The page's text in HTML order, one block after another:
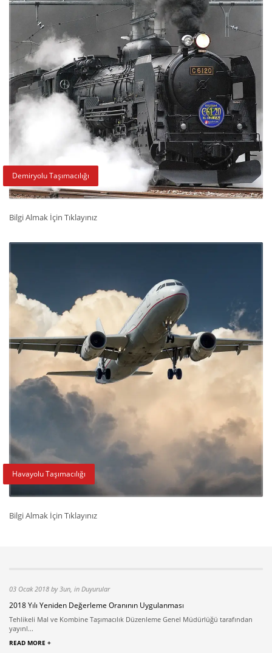
Demiryolu Taşımacılığı
Bilgi Almak İçin Tıklayınız
Havayolu Taşımacılığı
Bilgi Almak İçin Tıklayınız
03 Ocak 2018 by 3un, in Duyurular
2018 Yılı Yeniden Değerleme Oranının Uygulanması
Tehlikeli Mal ve Kombine Taşımacılık Düzenleme Genel Müdürlüğü tarafından
yayınl...
READ MORE +